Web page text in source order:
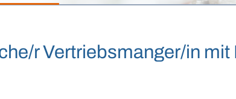
r Vertriebsmanger/in